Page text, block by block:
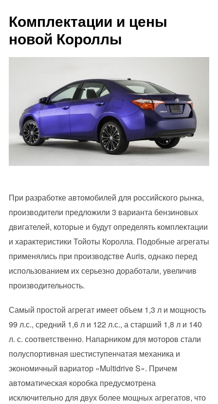
Комплектации и цены
новой Короллы
При разработке автомобилей для российского рынка,
производители предложили 3 варианта бензиновых
двигателей, которые и будут определять комплектации
и характеристики Тойоты Королла. Подобные агрегаты
применялись при производстве Auris, однако перед
использованием их серьезно доработали, увеличив
производительность.
Самый простой агрегат имеет объем 1,3 л и мощность
99 л.с., средний 1,6 л и 122 л.с., а старший 1,8 л и 140
л. с. соответственно. Напарником для моторов стали
полуспортивная шестиступенчатая механика и
экономичный вариатор «Multidrive S». Причем
автоматическая коробка предусмотрена
исключительно для двух более мощных агрегатов, что